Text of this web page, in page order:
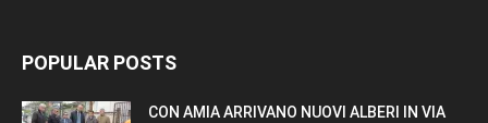
POPULAR POSTS
CON AMIA ARRIVANO NUOVI ALBERI IN VIA